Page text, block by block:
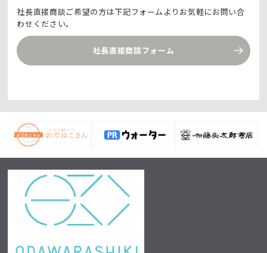
社長直接商談ご希望の方は下記フォームよりお気軽にお問い合
わせください。
社長直接商談フォーム